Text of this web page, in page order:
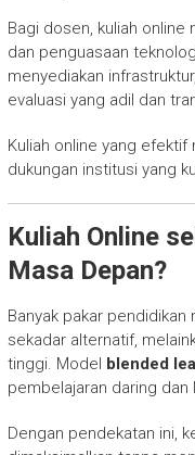
Bagi dosen, kuliah
dan penguasaan
menyediakan
evaluasi yang adil dan
Kuliah online yang
dukungan institusi yang
Kuliah Online
Masa Depan?
Banyak pakar pendidikan
sekadar alternatif,
tinggi. Model
blended
pembelajaran daring
Dengan pendekatan ini,